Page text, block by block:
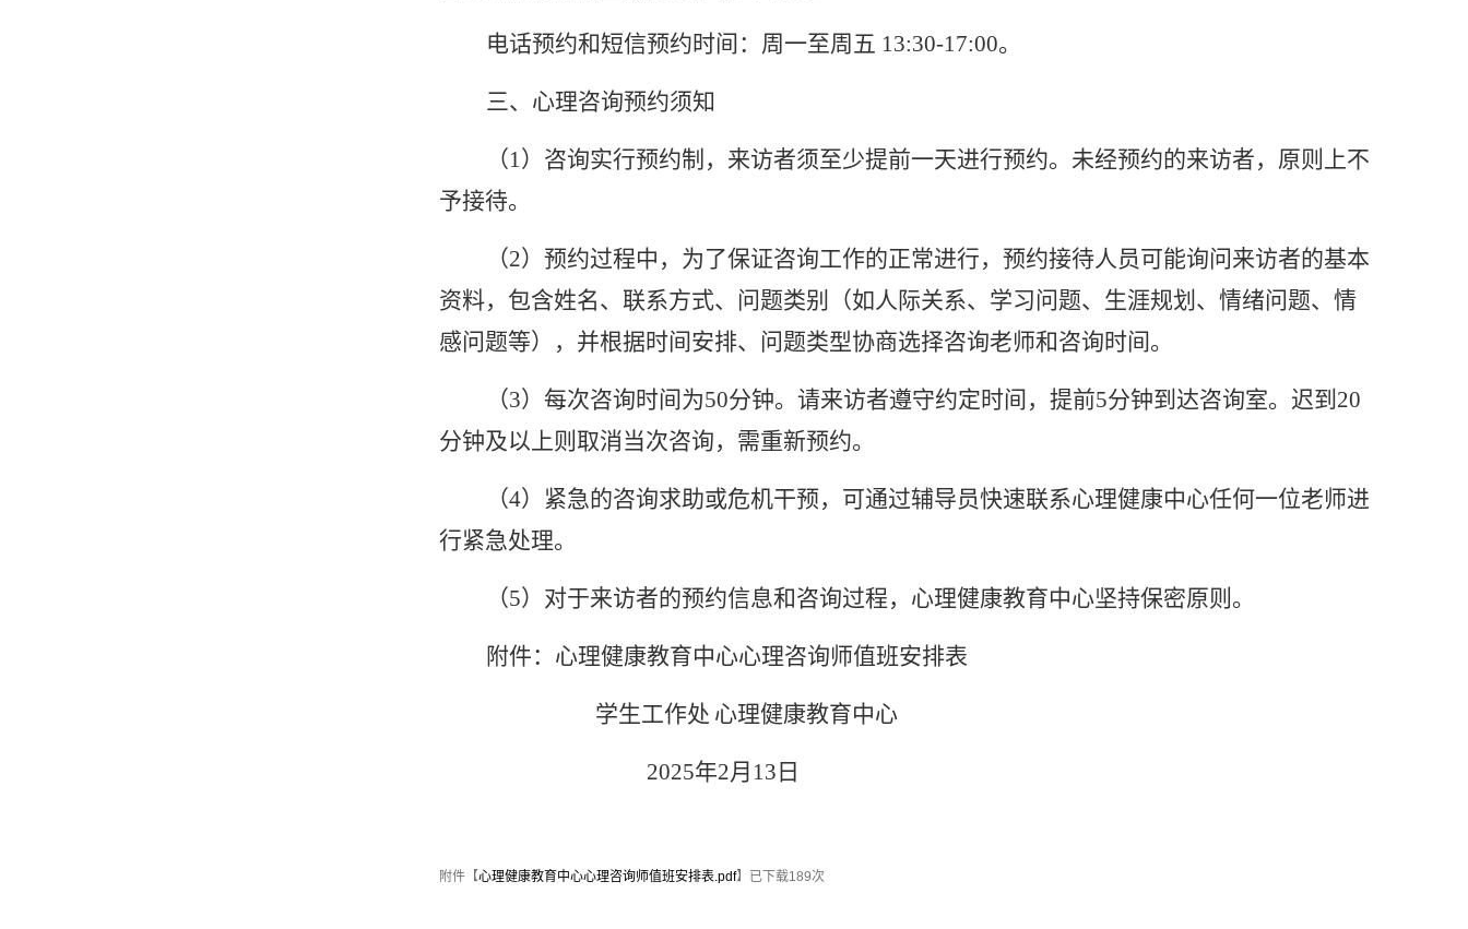
电话预约和短信预约时间：周一至周五 13:30-17:00。
三、心理咨询预约须知
（1）咨询实行预约制，来访者须至少提前一天进行预约。未经预约的来访者，原则上不
予接待。
（2）预约过程中，为了保证咨询工作的正常进行，预约接待人员可能询问来访者的基本
资料，包含姓名、联系方式、问题类别（如人际关系、学习问题、生涯规划、情绪问题、情
感问题等），并根据时间安排、问题类型协商选择咨询老师和咨询时间。
（3）每次咨询时间为50分钟。请来访者遵守约定时间，提前5分钟到达咨询室。迟到20
分钟及以上则取消当次咨询，需重新预约。
（4）紧急的咨询求助或危机干预，可通过辅导员快速联系心理健康中心任何一位老师进
行紧急处理。
（5）对于来访者的预约信息和咨询过程，心理健康教育中心坚持保密原则。
附件：心理健康教育中心心理咨询师值班安排表
学生工作处 心理健康教育中心
2025年2月13日
附件【心理健康教育中心心理咨询师值班安排表.pdf】已下载189次